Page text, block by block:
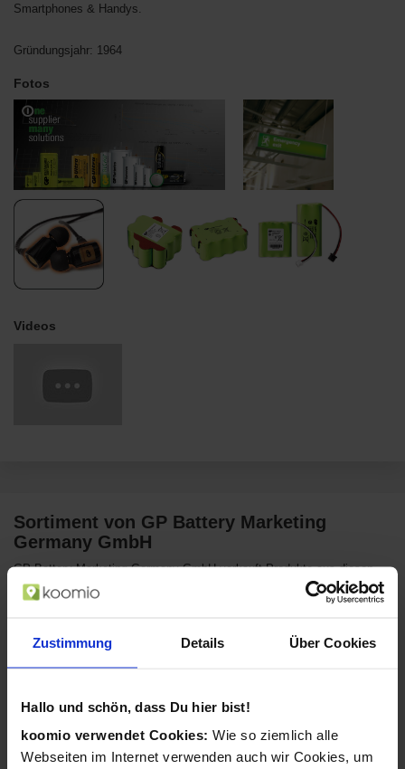
Zustimmung Details Über Cookies
Hallo und schön, dass Du hier bist!
koomio verwendet Cookies: Wie so ziemlich alle
Webseiten im Internet verwenden auch wir Cookies, um
Smartphones & Handys.
Gründungsjahr: 1964
Fotos
Videos
Sortiment von GP Battery Marketing
Germany GmbH
GP Battery Marketing Germany GmbH verkauft Produkte aus diesen
Kategorien:
Smartphones & Handys Tablets
TV & Fernseher Audio, Hifi & Video